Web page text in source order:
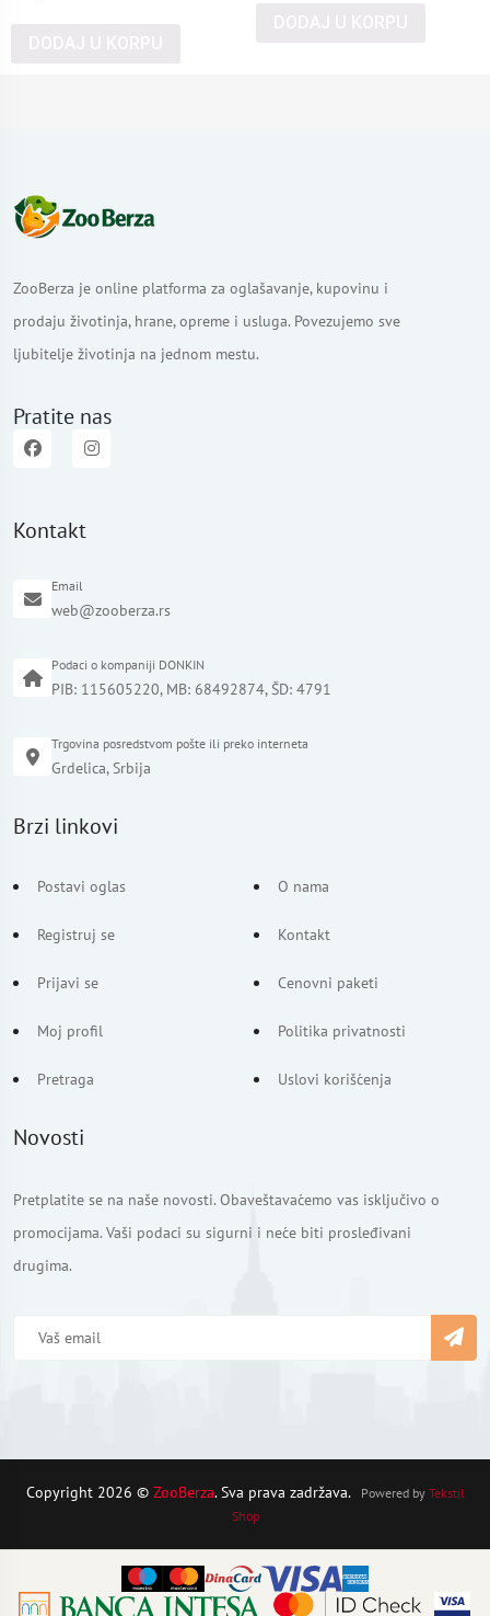
ZooBerza je online platforma za oglašavanje, kupovinu i
prodaju životinja, hrane, opreme i usluga. Povezujemo sve
ljubitelje životinja na jednom mestu.
Pratite nas
Kontakt
Email
web@zooberza.rs
Podaci o kompaniji DONKIN
PIB: 115605220, MB: 68492874, ŠD: 4791
Trgovina posredstvom pošte ili preko interneta
Grdelica, Srbija
Brzi linkovi
Postavi oglas
Registruj se
Prijavi se
Moj profil
Pretraga
O nama
Kontakt
Cenovni paketi
Politika privatnosti
Uslovi korišćenja
Novosti
Pretplatite se na naše novosti. Obaveštavaćemo vas isključivo o
promocijama. Vaši podaci su sigurni i neće biti prosleđivani
drugima.
Copyright 2026 © ZooBerza. Sva prava zadržava. Powered by Tekstil
Shop